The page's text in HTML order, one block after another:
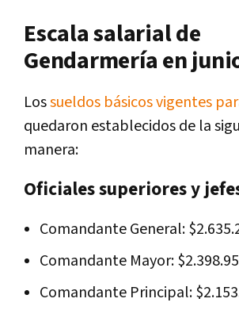
Escala salarial de
Gendarmería en
Lossueldos básicos vigentes
quedaron establecidos de la
manera:
Oficiales superiores y
Comandante General:
Comandante Mayor:
Comandante Principal: